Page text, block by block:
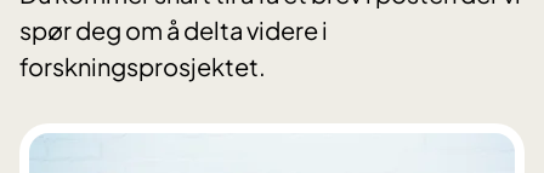
spør deg om å delta videre i
forskningsprosjektet.